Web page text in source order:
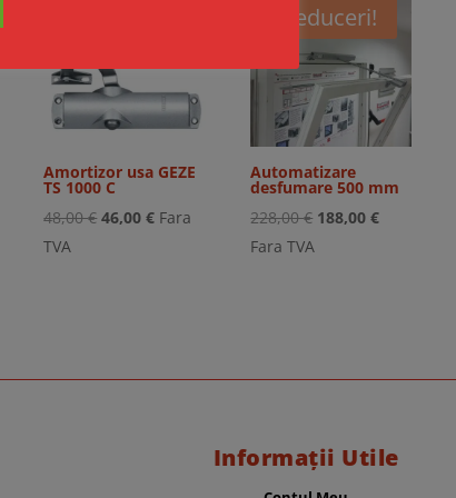
Amortizor usa GEZE
TS 1000 C
48,00€ Prețul
46,00€Prețul
Fara
TVA
Reduceri!
Automatizare
desfumare 500 mm
228,00€ Prețul
188,00€Prețul
Fara TVA
Informații Utile